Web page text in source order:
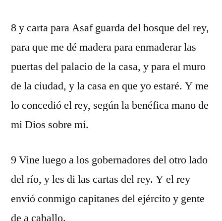
8 y carta para Asaf guarda del bosque del rey,
para que me dé madera para enmaderar las
puertas del palacio de la casa, y para el muro
de la ciudad, y la casa en que yo estaré. Y me
lo concedió el rey, según la benéfica mano de
mi Dios sobre mí.
9 Vine luego a los gobernadores del otro lado
del río, y les di las cartas del rey. Y el rey
envió conmigo capitanes del ejército y gente
de a caballo.